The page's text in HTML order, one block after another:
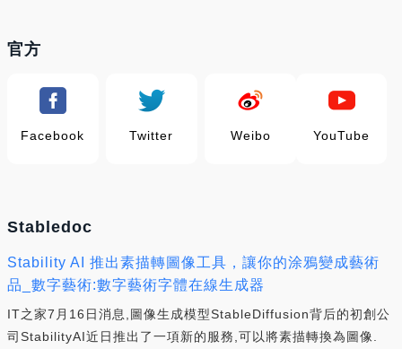
官方
Facebook Twitter Weibo YouTube
Stabledoc
Stability AI 推出素描轉圖像工具，讓你的涂鴉變成藝術
品_數字藝術:數字藝術字體在線生成器
IT之家7月16日消息,圖像生成模型StableDiffusion背后的初創公
司StabilityAI近日推出了一項新的服務,可以將素描轉換為圖像.